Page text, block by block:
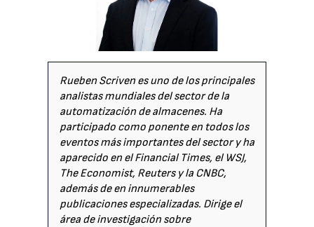
Rueben Scriven es uno de los principales
analistas mundiales del sector de la
automatización de almacenes. Ha
participado como ponente en todos los
eventos más importantes del sector y ha
aparecido en el Financial Times, el WSJ,
The Economist, Reuters y la CNBC,
además de en innumerables
publicaciones especializadas. Dirige el
área de investigación sobre